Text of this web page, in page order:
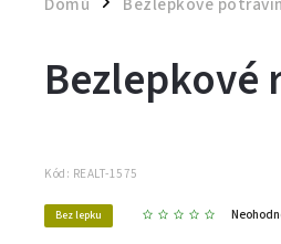
/
Bezlepkové
Kód: REALT-1575
Bez lepku